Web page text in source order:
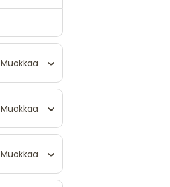
Muokkaa
Muokkaa
Muokkaa